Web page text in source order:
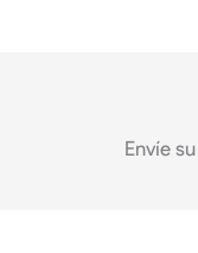
Envíe